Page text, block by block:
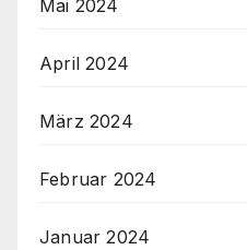
Mai 2024
April 2024
März 2024
Februar 2024
Januar 2024